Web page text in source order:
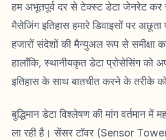
हम अभूतपूर्व दर से टेक्स्ट डेटा जेनरेट कर
मैसेजिंग इतिहास हमारे डिवाइसों पर अछूता
हजारों संदेशों की मैन्युअल रूप से समीक्षा
हालाँकि, स्थानीयकृत डेटा प्रोसेसिंग को
इतिहास के साथ बातचीत करने के तरीके
बुद्धिमान डेटा विश्लेषण की मांग वर्तमान में
ला रही है। सेंसर टॉवर (Sensor